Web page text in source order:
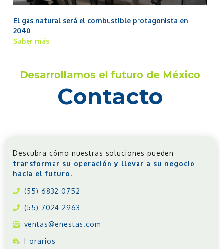
El gas natural será el combustible protagonista en
2040
Saber más
Desarrollamos el futuro de México
Contacto
Descubra cómo nuestras soluciones pueden
transformar su operación y llevar a su negocio
hacia el futuro.
(55) 6832 0752
(55) 7024 2963
ventas@enestas.com
Horarios